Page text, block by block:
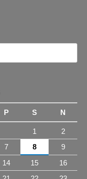
P S N
1
2
7 8
9
14 15
16